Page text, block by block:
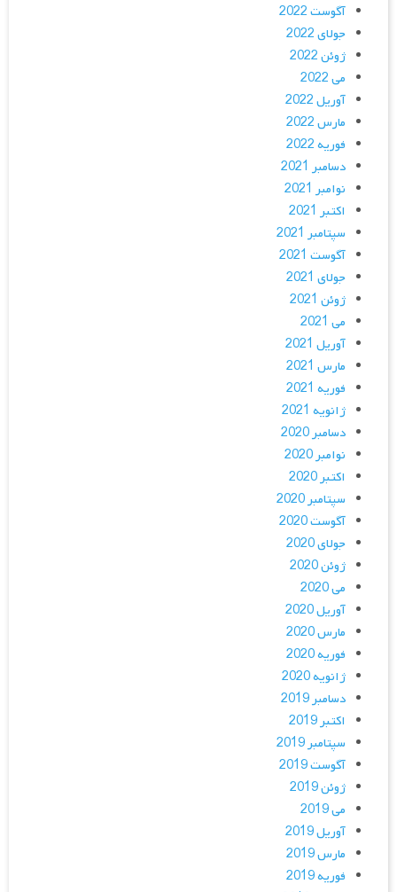
آگوست 2022
جولای 2022
ژوئن 2022
می 2022
آوریل 2022
مارس 2022
فوریه 2022
دسامبر 2021
نوامبر 2021
اکتبر 2021
سپتامبر 2021
آگوست 2021
جولای 2021
ژوئن 2021
می 2021
آوریل 2021
مارس 2021
فوریه 2021
ژانویه 2021
دسامبر 2020
نوامبر 2020
اکتبر 2020
سپتامبر 2020
آگوست 2020
جولای 2020
ژوئن 2020
می 2020
آوریل 2020
مارس 2020
فوریه 2020
ژانویه 2020
دسامبر 2019
اکتبر 2019
سپتامبر 2019
آگوست 2019
ژوئن 2019
می 2019
آوریل 2019
مارس 2019
فوریه 2019